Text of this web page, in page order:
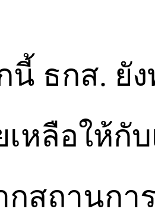
นี้ ธกส. ยั
เหลือให้กั
กสถานก